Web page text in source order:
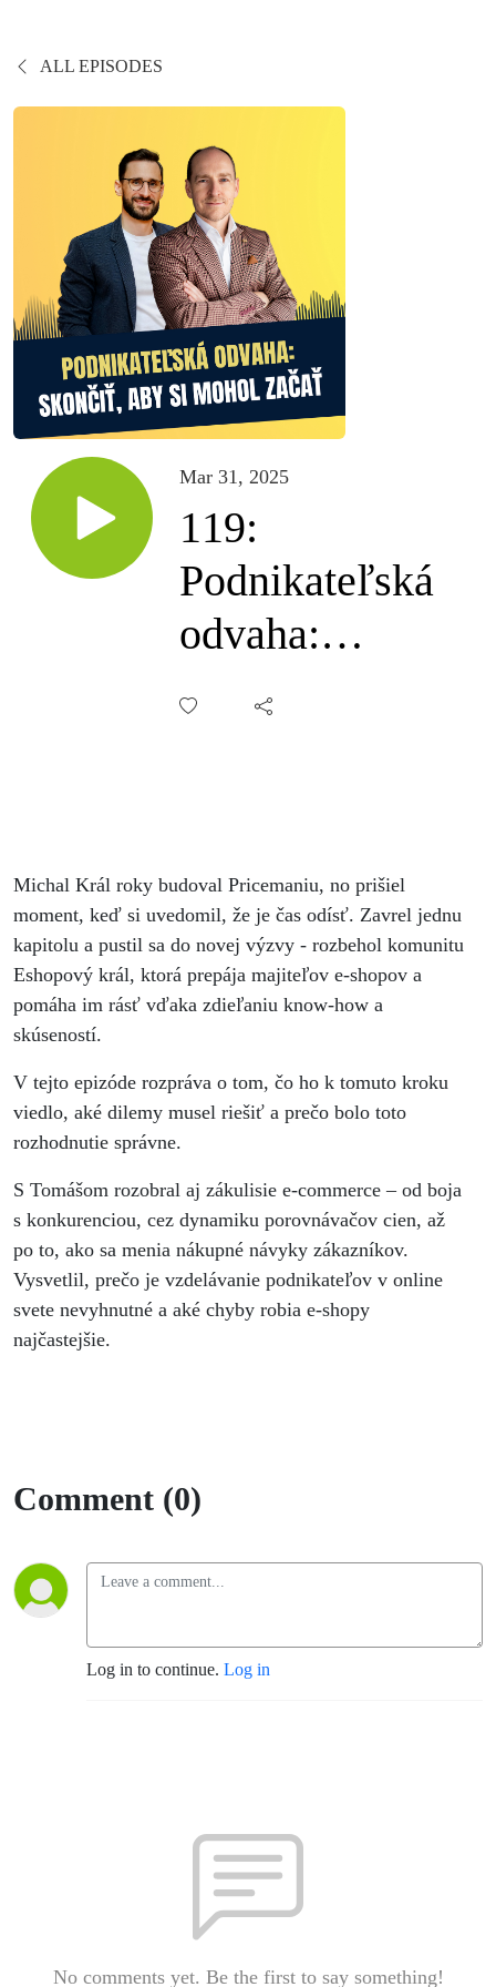
ALL EPISODES
Mar 31, 2025
119:
Podnikateľská
odvaha:
Skončiť, aby
Michal Král roky budoval Pricemaniu, no prišiel
moment, keď si uvedomil, že je čas odísť. Zavrel jednu
kapitolu a pustil sa do novej výzvy - rozbehol komunitu
Eshopový král, ktorá prepája majiteľov e-shopov a
pomáha im rásť vďaka zdieľaniu know-how a
skúseností.
V tejto epizóde rozpráva o tom, čo ho k tomuto kroku
viedlo, aké dilemy musel riešiť a prečo bolo toto
rozhodnutie správne.
S Tomášom rozobral aj zákulisie e-commerce – od boja
s konkurenciou, cez dynamiku porovnávačov cien, až
po to, ako sa menia nákupné návyky zákazníkov.
Vysvetlil, prečo je vzdelávanie podnikateľov v online
svete nevyhnutné a aké chyby robia e-shopy
najčastejšie.
Comment (0)
Log in to continue. Log in
No comments yet. Be the first to say something!